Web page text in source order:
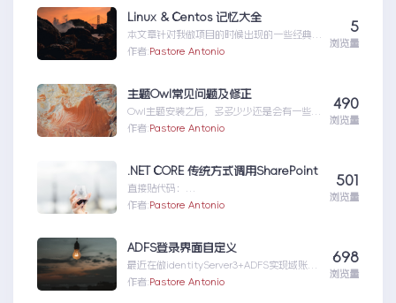
Linux & Centos 记忆大全
本文章针对我做项目的时候出现的一些经典问
题进行说明：关于
作者:Pastore Antonio
5
浏览量
主题Owl常见问题及修正
Owl主题安装之后，多多少少还是会有一些问
题的，这里记录一些主题Owl常见的问题及修
作者:Pastore Antonio
490
浏览量
.NET CORE 传统方式调用SharePoint
直接贴代码：
usingMicrosoft.SharePoint.Client;usingP
作者:Pastore Antonio
501
浏览量
ADFS登录界面自定义
最近在做identityServer3+ADFS实现域账号
第三方授权验证，发现一个问题，在我们网
作者:Pastore Antonio
698
浏览量